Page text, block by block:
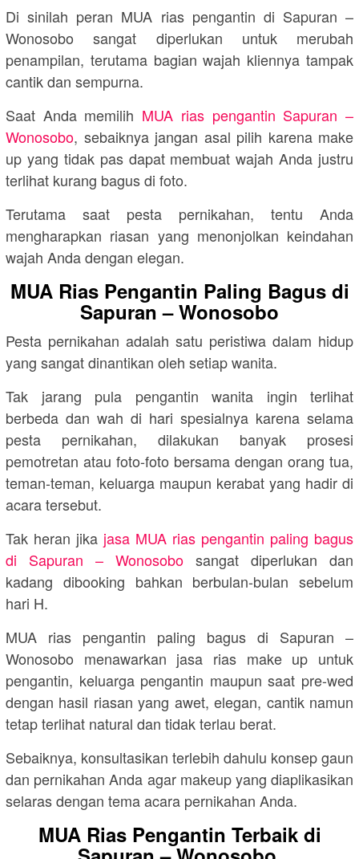
Di sinilah peran MUA rias pengantin di Sapuran –
Wonosobo sangat diperlukan untuk merubah
penampilan, terutama bagian wajah kliennya tampak
cantik dan sempurna.
Saat Anda memilih MUA rias pengantin Sapuran –
Wonosobo, sebaiknya jangan asal pilih karena make
up yang tidak pas dapat membuat wajah Anda justru
terlihat kurang bagus di foto.
Terutama saat pesta pernikahan, tentu Anda
mengharapkan riasan yang menonjolkan keindahan
wajah Anda dengan elegan.
MUA Rias Pengantin Paling Bagus di
Sapuran – Wonosobo
Pesta pernikahan adalah satu peristiwa dalam hidup
yang sangat dinantikan oleh setiap wanita.
Tak jarang pula pengantin wanita ingin terlihat
berbeda dan wah di hari spesialnya karena selama
pesta pernikahan, dilakukan banyak prosesi
pemotretan atau foto-foto bersama dengan orang tua,
teman-teman, keluarga maupun kerabat yang hadir di
acara tersebut.
Tak heran jika jasa MUA rias pengantin paling bagus
di Sapuran – Wonosobo sangat diperlukan dan
kadang dibooking bahkan berbulan-bulan sebelum
hari H.
MUA rias pengantin paling bagus di Sapuran –
Wonosobo menawarkan jasa rias make up untuk
pengantin, keluarga pengantin maupun saat pre-wed
dengan hasil riasan yang awet, elegan, cantik namun
tetap terlihat natural dan tidak terlau berat.
Sebaiknya, konsultasikan terlebih dahulu konsep gaun
dan pernikahan Anda agar makeup yang diaplikasikan
selaras dengan tema acara pernikahan Anda.
MUA Rias Pengantin Terbaik di